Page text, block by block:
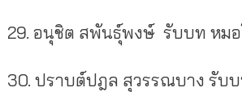
29. อนุชิต สพันธุ์พงษ์ รับบท หม
30. ปราบต์ปฎล สุวรรณบาง รับ